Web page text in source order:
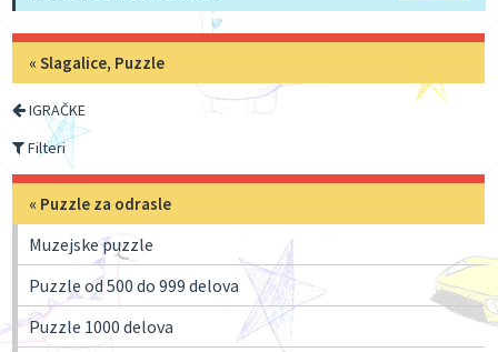
«Slagalice, Puzzle
IGRAČKE
Filteri
« Puzzle za odrasle
Muzejske puzzle
Puzzle od 500 do 999 delova
Puzzle 1000 delova